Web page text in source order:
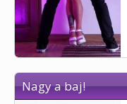
Nagy a baj!